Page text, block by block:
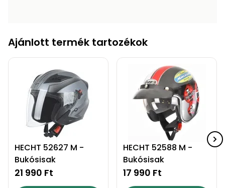
Ajánlott termék tartozékok
HECHT 52627 M -
Bukósisak
21 990 Ft
HECHT 52588 M -
Bukósisak
17 990 Ft